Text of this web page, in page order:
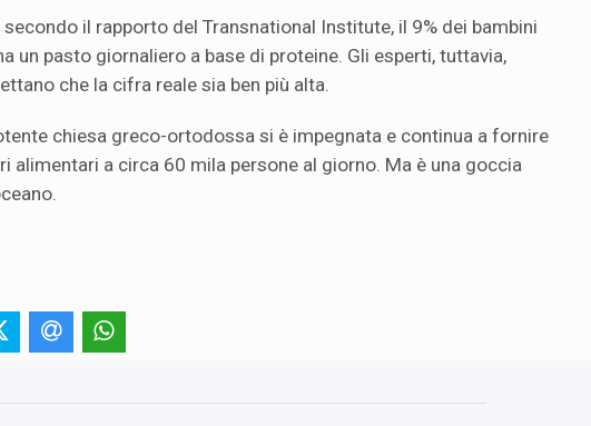
secondo il rapporto del Transnational Institute, il 9% dei bambini
un pasto giornaliero a base di proteine. Gli esperti, tuttavia,
che la cifra reale sia ben più alta.
chiesa greco-ortodossa si è impegnata e continua a fornire
alimentari a circa 60 mila persone al giorno. Ma è una goccia